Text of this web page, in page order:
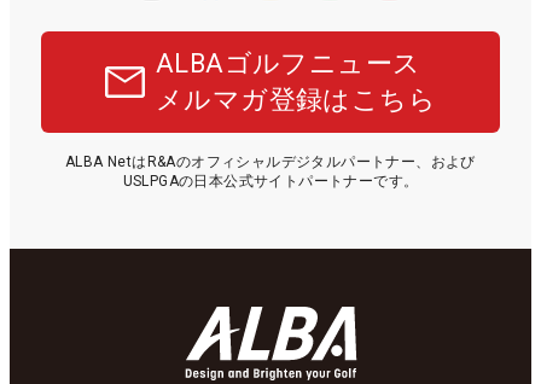
ALBAゴルフニュース
メルマガ登録はこちら
ALBA NetはR&Aのオフィシャルデジタルパートナー、および
USLPGAの日本公式サイトパートナーです。